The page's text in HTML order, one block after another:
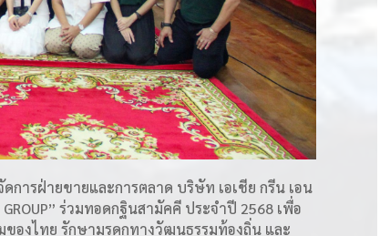
ารฝ่ายขายและการตลาด บริษัท เอเชีย กรีน เอน
ร่วมทอดกฐินสามัคคี ประจำปี 2568 เพื่อ
งไทย รักษามรดกทางวัฒนธรรมท้องถิ่น และ